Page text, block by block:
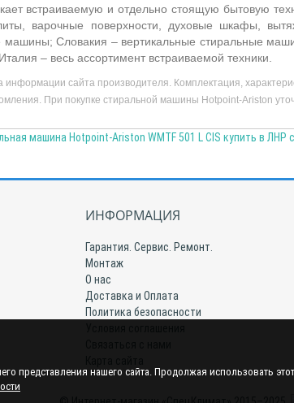
встраиваемую и отдельно стоящую бытовую
варочные поверхности, духовые шкафы,
машины; Словакия – вертикальные стиральные
– весь ассортимент встраиваемой техники.
сайта производителя. Комплектация,
При покупке стиральной машины Hotpoint-Ariston
машина Hotpoint-Ariston WMTF 501 L CIS купить в ЛНР
ИНФОРМАЦИЯ
Гарантия. Сервис. Ремонт.
Монтаж
О нас
Доставка и Оплата
Политика безопасности
представления нашего сайта. Продолжая использовать